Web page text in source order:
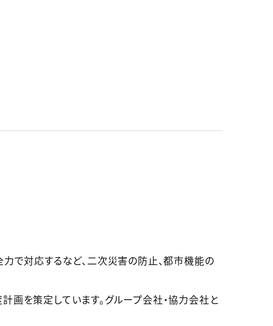
で対応するなど、二次災害の防止、都市機能の
画を策定しています。グループ会社・協力会社と